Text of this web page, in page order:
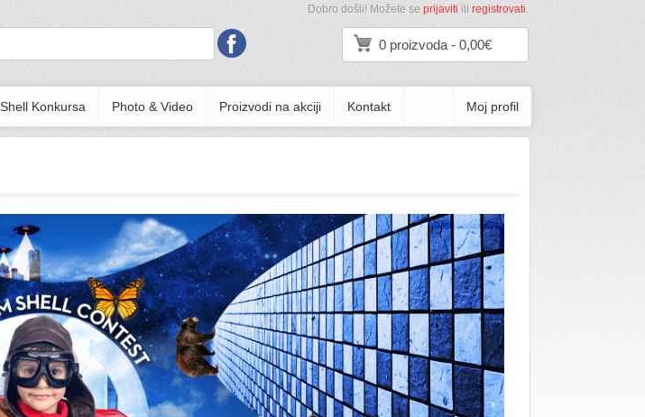
0 proizvoda - 0,00€
Dobro došli! Možete se prijaviti ili registrovati.
Konkursa Photo & Video Proizvodi na akciji Kontakt Moj profil